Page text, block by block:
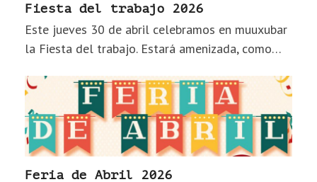
Fiesta del trabajo 2026
Este jueves 30 de abril celebramos en muuxubar
la Fiesta del trabajo. Estará amenizada, como…
Feria de Abril 2026